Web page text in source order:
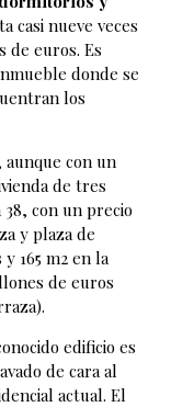
casi nueve veces
de euros. Es
donde se
los
con un
de tres
con un precio
y plaza de
165 m2 en la
de euros
edificio es
de cara al
actual. El